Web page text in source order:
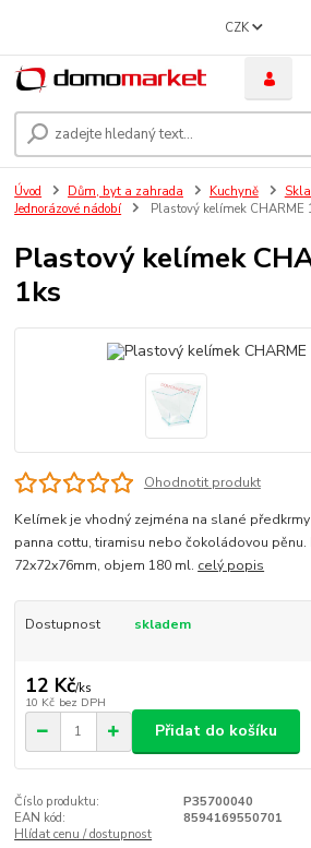
CZK
Úvod Dům, byt a zahrada Kuchyně
Jednorázové nádobí
Plastový kelímek
Plastový kelímek
1ks
Ohodnotit produkt
Kelímek je vhodný zejména na slané
panna cottu, tiramisu nebo čokoládovou pěnu.
72x72x76mm, objem 180 ml. celý popis
Dostupnost skladem
12 Kč/ks
10 Kč bez DPH
Přidat do košíku
Číslo produktu:
P35700040
EAN kód:
8594169550701
Hlídat cenu / dostupnost